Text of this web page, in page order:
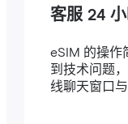
客服 24
eSIM 的操作
到技术问题
线聊天窗口与